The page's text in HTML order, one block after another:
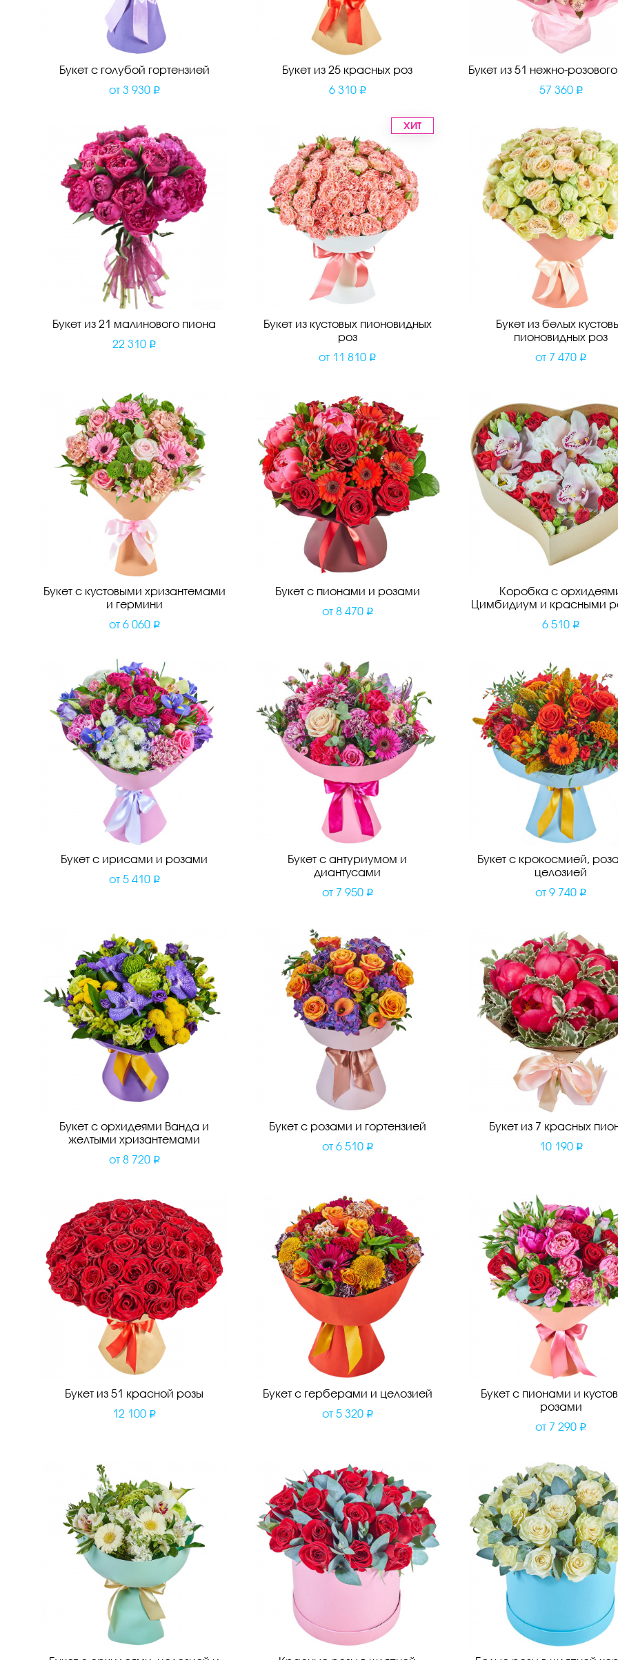
Букет с голубой гортензией
от 3 930
Букет из 25 красных роз
6 310
Букет из 51 нежно-
57 360
Букет из 21 малинового пиона
22 310
ХИТ
Букет из кустовых пионовидных
роз
от 11 810
Букет из белых
пионовидных роз
от 7 470
Букет с кустовыми хризантемами
и гермини
от 6 060
Букет с пионами и розами
от 8 470
Коробка с
Цимбидиум и красными
6 510
Букет с ирисами и розами
от 5 410
Букет с антуриумом и
диантусами
от 7 950
Букет с крокосмией,
целозией
от 9 740
Букет с орхидеями Ванда и
желтыми хризантемами
от 8 720
Букет с розами и гортензией
от 6 510
Букет из 7 красных
10 190
Букет из 51 красной розы
12 100
Букет с герберами и целозией
от 5 320
Букет с пионами и
розами
от 7 290